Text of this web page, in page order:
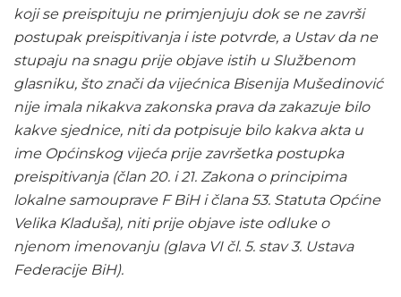
koji se preispituju ne primjenjuju dok se ne završi
postupak preispitivanja i iste potvrde, a Ustav da ne
stupaju na snagu prije objave istih u Službenom
glasniku, što znači da vijećnica Bisenija Mušedinović
nije imala nikakva zakonska prava da zakazuje bilo
kakve sjednice, niti da potpisuje bilo kakva akta u
ime Općinskog vijeća prije završetka postupka
preispitivanja (član 20. i 21. Zakona o principima
lokalne samouprave F BiH i člana 53. Statuta Općine
Velika Kladuša), niti prije objave iste odluke o
njenom imenovanju (glava VI čl. 5. stav 3. Ustava
Federacije BiH).